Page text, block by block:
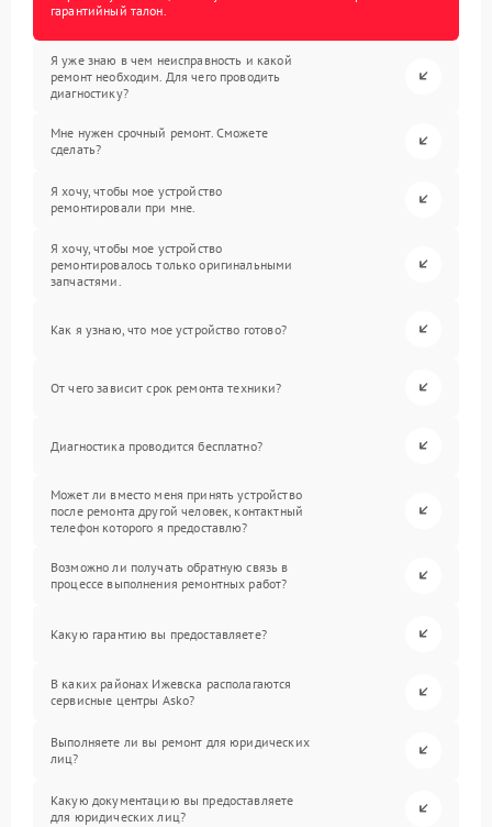
гарантийный талон.
Я уже знаю в чем неисправность и какой
ремонт необходим. Для чего проводить
диагностику?
Мне нужен срочный ремонт. Сможете
сделать?
Я хочу, чтобы мое устройство
ремонтировали при мне.
Я хочу, чтобы мое устройство
ремонтировалось только оригинальными
запчастями.
Как я узнаю, что мое устройство готово?
От чего зависит срок ремонта техники?
Диагностика проводится бесплатно?
Может ли вместо меня принять устройство
после ремонта другой человек, контактный
телефон которого я предоставлю?
Возможно ли получать обратную связь в
процессе выполнения ремонтных работ?
Какую гарантию вы предоставляете?
В каких районах Ижевска располагаются
сервисные центры Asko?
Выполняете ли вы ремонт для юридических
лиц?
Какую документацию вы предоставляете
для юридических лиц?